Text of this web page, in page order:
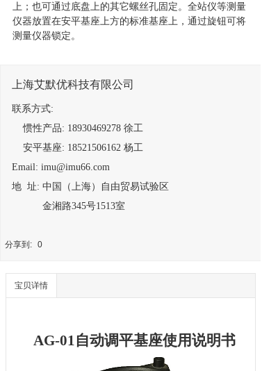
上；也可通过底盘上的其它螺丝孔固定。全站仪等测量
仪器放置在安平基座上方的标准基座上，通过旋钮可将
测量仪器锁定。
提交意向单
上海艾默优科技有限公司
联系方式:
惯性产品: 18930469278 徐工
安平基座: 18521506162 杨工
Email: imu@imu66.com
地 址: 中国（上海）自由贸易试验区
金湘路345号1513室
分享到: 0
宝贝详情
AG-01自动调平基座使用说明书